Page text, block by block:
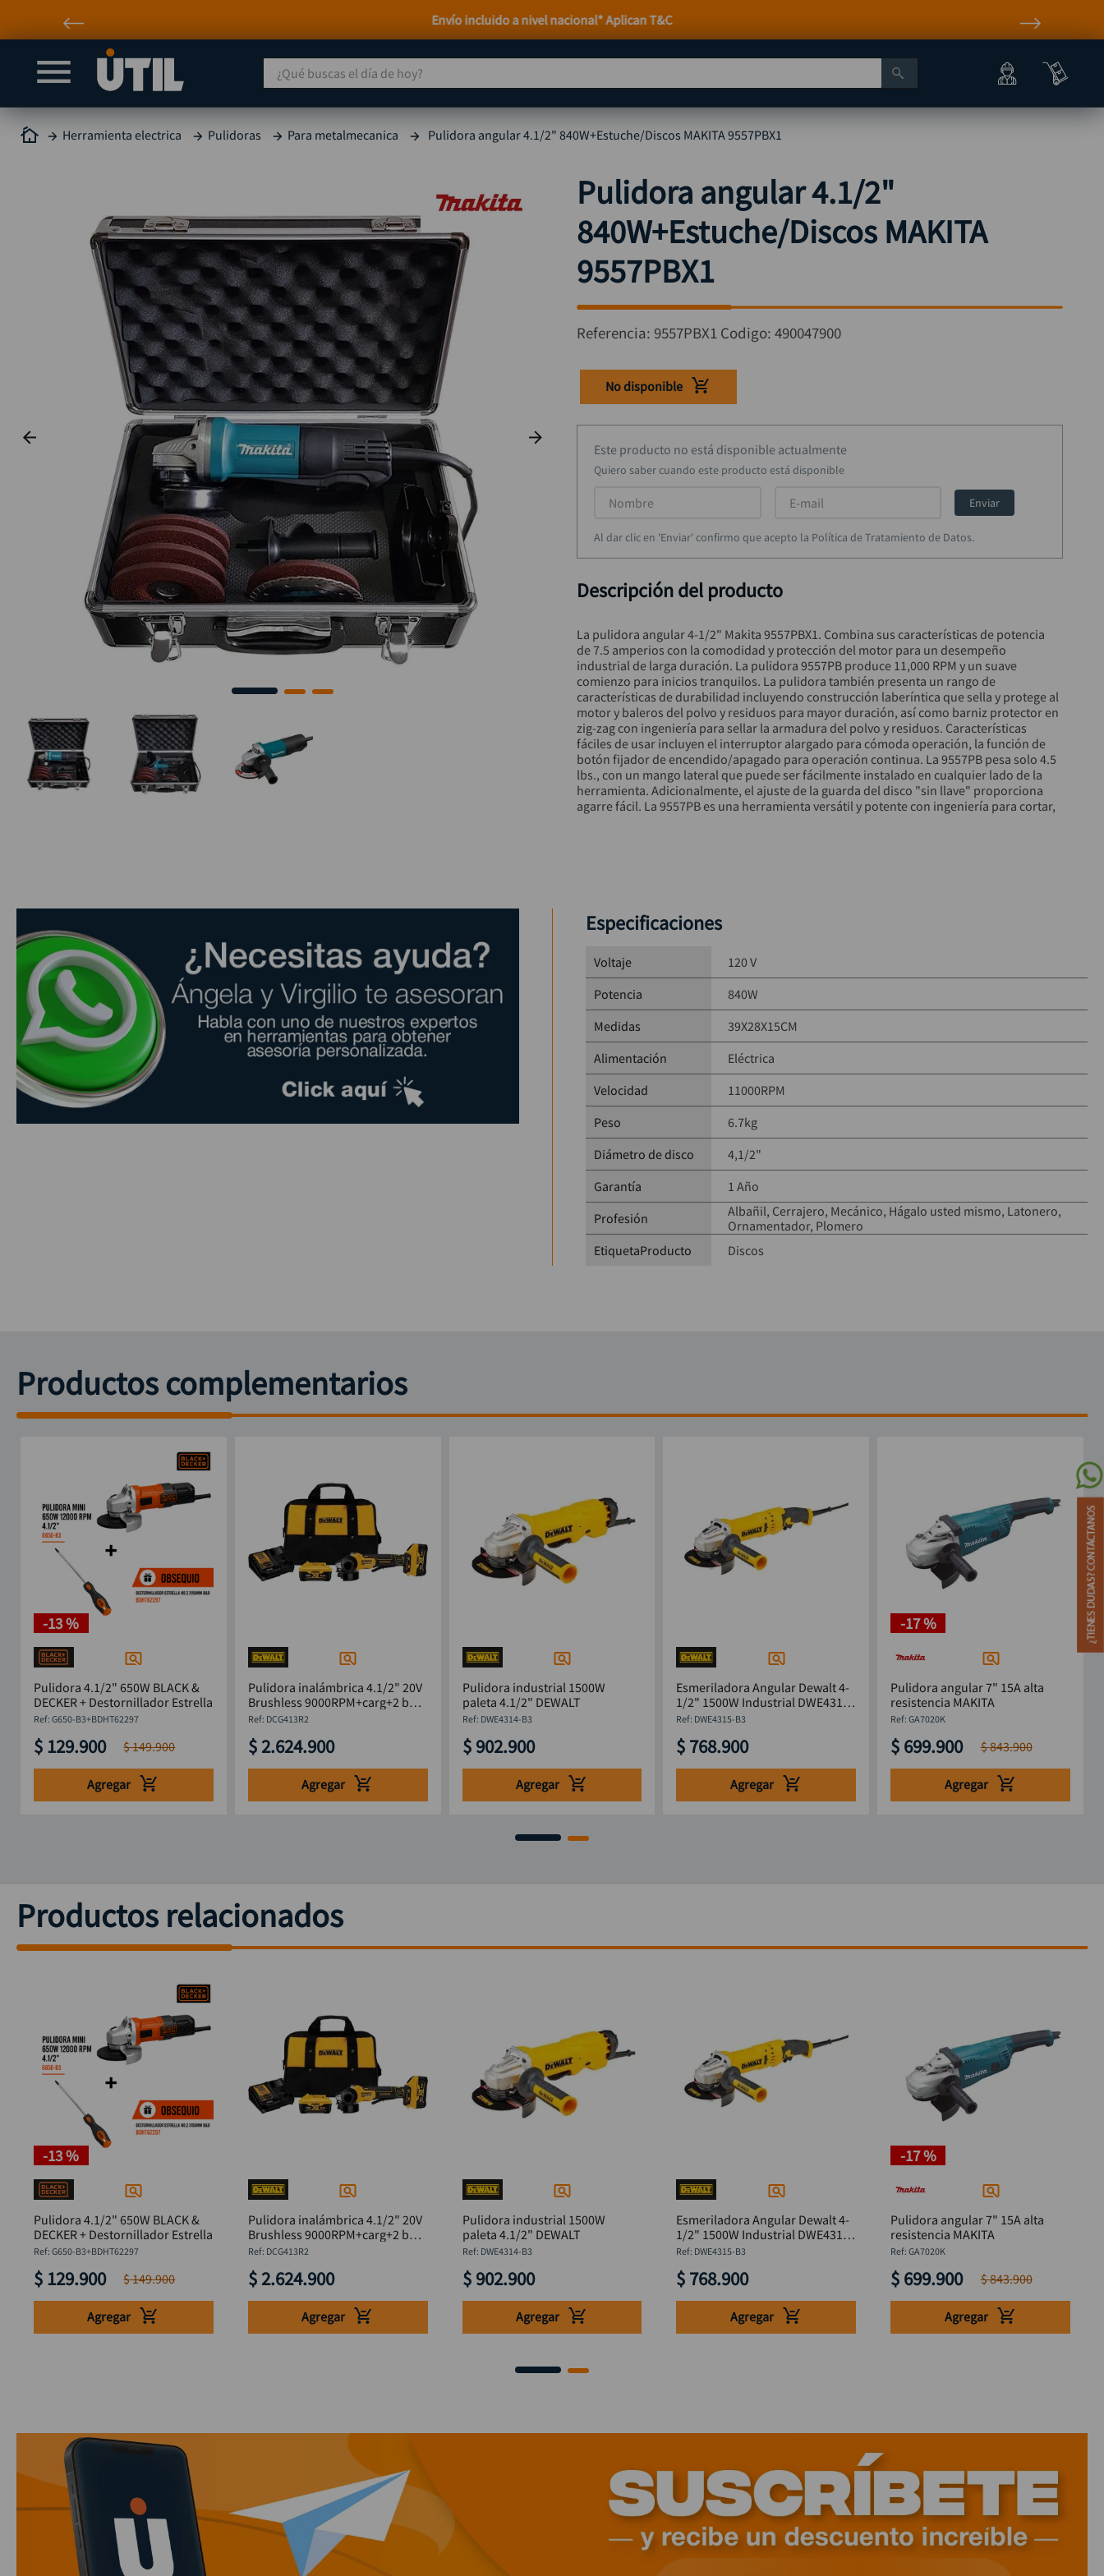
Envío incluido a nivel nacional* Aplican T&C
¿Qué buscas el día de hoy?
Herramienta electrica Pulidoras Para metalmecanica Pulidora angular 4.1/2" 840W+Estuche/Discos MAKITA 9557PBX1
Pulidora angular 4.1/2"
840W+Estuche/Discos MAKITA
9557PBX1
Referencia: 9557PBX1 Codigo: 490047900
No disponible
Este producto no está disponible actualmente
Quiero saber cuando este producto está disponible
Enviar
Al dar clic en 'Enviar' confirmo que acepto la Política de Tratamiento de Datos.
Descripción del producto
La pulidora angular 4-1/2" Makita 9557PBX1. Combina sus características de potencia
de 7.5 amperios con la comodidad y protección del motor para un desempeño
industrial de larga duración. La pulidora 9557PB produce 11,000 RPM y un suave
comienzo para inicios tranquilos. La pulidora también presenta un rango de
características de durabilidad incluyendo construcción laberíntica que sella y protege al
motor y baleros del polvo y residuos para mayor duración, así como barniz protector en
zig-zag con ingeniería para sellar la armadura del polvo y residuos. Características
fáciles de usar incluyen el interruptor alargado para cómoda operación, la función de
botón fijador de encendido/apagado para operación continua. La 9557PB pesa solo 4.5
lbs., con un mango lateral que puede ser fácilmente instalado en cualquier lado de la
herramienta. Adicionalmente, el ajuste de la guarda del disco "sin llave" proporciona
agarre fácil. La 9557PB es una herramienta versátil y potente con ingeniería para cortar,
Especificaciones
Voltaje
120 V
Potencia
840W
Medidas
39X28X15CM
Alimentación
Eléctrica
Velocidad
11000RPM
Peso
6.7kg
Diámetro de disco
4,1/2"
Garantía
1 Año
Profesión
Albañil Cerrajero Mecánico Hágalo usted mismo Latonero
Ornamentador Plomero
EtiquetaProducto
Discos
Productos complementarios
-13 %
Pulidora 4.1/2" 650W BLACK &
DECKER + Destornillador Estrella
: G650-B3+BDHT62297
$ 129.900 $149.900
Agregar
Pulidora inalámbrica 4.1/2" 20V
Brushless 9000RPM+carg+2 bat
6Ah+bolsa DW
: DCG413R2
$ 2.624.900
Agregar
Pulidora industrial 1500W
paleta 4.1/2" DEWALT
: DWE4314-B3
$ 902.900
Agregar
Esmeriladora Angular Dewalt 4-
1/2" 1500W Industrial DWE4315-
B3: DWE4315-B3
$ 768.900
Agregar
-17 %
Pulidora angular 7" 15A alta
resistencia MAKITA
:GA7020K
$ 699.900 $843.900
Agregar
Productos relacionados
-13 %
Pulidora 4.1/2" 650W BLACK &
DECKER + Destornillador Estrella
: G650-B3+BDHT62297
$ 129.900 $149.900
Agregar
Pulidora inalámbrica 4.1/2" 20V
Brushless 9000RPM+carg+2 bat
6Ah+bolsa DW
: DCG413R2
$ 2.624.900
Agregar
Pulidora industrial 1500W
paleta 4.1/2" DEWALT
: DWE4314-B3
$ 902.900
Agregar
Esmeriladora Angular Dewalt 4-
1/2" 1500W Industrial DWE4315-
B3: DWE4315-B3
$ 768.900
Agregar
-17 %
Pulidora angular 7" 15A alta
resistencia MAKITA
:GA7020K
$ 699.900 $843.900
Agregar
TÉRMINOS MÁS BUSCADOS
1. taladro
compresor
4.
sierra circular
6. ruteadora
. broca
8 hidrolavadora
rueda
10 alicate